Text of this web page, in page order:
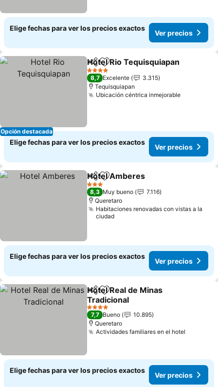
Elige fechas para ver los precios exactos
Ver precios
Opción destacada
CompartirAgregar a favoritos
Hotel Rio Tequisquiapan
4 Estrellas
8,7 Excelente
3.315
Tequisquiapan
Ubicación céntrica inmejorable
Elige fechas para ver los precios exactos
Ver precios
CompartirAgregar a favoritos
Hotel Amberes
3 Estrellas
8,3 Muy bueno
7.116
Queretaro
Habitaciones renovadas con vistas a la
ciudad
Elige fechas para ver los precios exactos
Ver precios
CompartirAgregar a favoritos
Hotel Real de Minas
Tradicional
4 Estrellas
7,7 Bueno
10.895
Queretaro
Actividades familiares en el hotel
Elige fechas para ver los precios exactos
Ver precios